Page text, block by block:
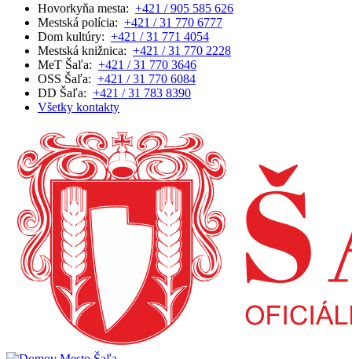
Hovorkyňa mesta: +421 / 905 585 626
Mestská polícia: +421 / 31 770 6777
Dom kultúry: +421 / 31 771 4054
Mestská knižnica: +421 / 31 770 2228
MeT Šaľa: +421 / 31 770 3646
OSS Šaľa: +421 / 31 770 6084
DD Šaľa: +421 / 31 783 8390
Všetky kontakty